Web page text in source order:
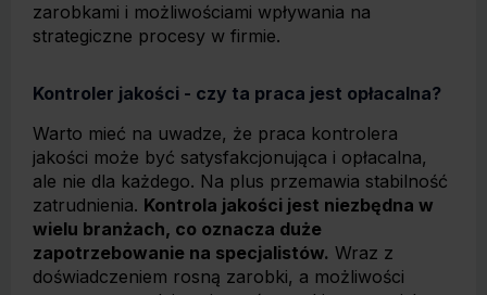
zarobkami i możliwościami wpływania na
strategiczne procesy w firmie.
Kontroler jakości - czy ta praca jest opłacalna?
Warto mieć na uwadze, że praca kontrolera
jakości może być satysfakcjonująca i opłacalna,
ale nie dla każdego. Na plus przemawia stabilność
zatrudnienia. Kontrola jakości jest niezbędna w
wielu branżach, co oznacza duże
zapotrzebowanie na specjalistów. Wraz z
doświadczeniem rosną zarobki, a możliwości